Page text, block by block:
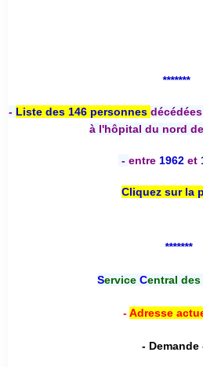
*******
- Liste des 146 personnes décédées
à l'hôpital du nord de
- entre 1962 et
Cliquez sur la
*******
Service Central des
-Adresse
- Demande